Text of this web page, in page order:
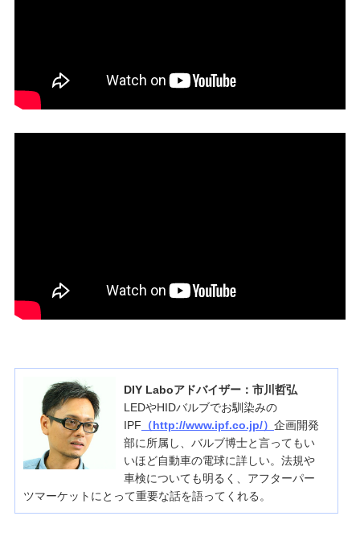
DIY Laboアドバイザー：市川哲弘
LEDやHIDバルブでお馴染みの
IPF （http://www.ipf.co.jp/） 企画開発
部に所属し、バルブ博士と言ってもい
いほど自動車の電球に詳しい。法規や
車検についても明るく、アフターパー
ツマーケットにとって重要な話を語ってくれる。